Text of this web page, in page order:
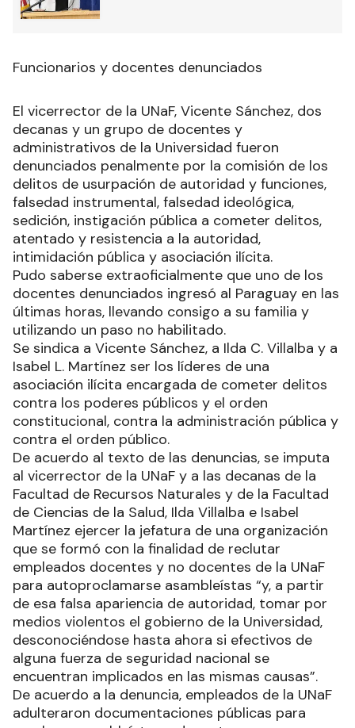
Funcionarios y docentes denunciados
El vicerrector de la UNaF, Vicente Sánchez, dos
decanas y un grupo de docentes y
administrativos de la Universidad fueron
denunciados penalmente por la comisión de los
delitos de usurpación de autoridad y funciones,
falsedad instrumental, falsedad ideológica,
sedición, instigación pública a cometer delitos,
atentado y resistencia a la autoridad,
intimidación pública y asociación ilícita.
Pudo saberse extraoficialmente que uno de los
docentes denunciados ingresó al Paraguay en las
últimas horas, llevando consigo a su familia y
utilizando un paso no habilitado.
Se sindica a Vicente Sánchez, a Ilda C. Villalba y a
Isabel L. Martínez ser los líderes de una
asociación ilícita encargada de cometer delitos
contra los poderes públicos y el orden
constitucional, contra la administración pública y
contra el orden público.
De acuerdo al texto de las denuncias, se imputa
al vicerrector de la UNaF y a las decanas de la
Facultad de Recursos Naturales y de la Facultad
de Ciencias de la Salud, Ilda Villalba e Isabel
Martínez ejercer la jefatura de una organización
que se formó con la finalidad de reclutar
empleados docentes y no docentes de la UNaF
para autoproclamarse asambleístas “y, a partir
de esa falsa apariencia de autoridad, tomar por
medios violentos el gobierno de la Universidad,
desconociéndose hasta ahora si efectivos de
alguna fuerza de seguridad nacional se
encuentran implicados en las mismas causas”.
De acuerdo a la denuncia, empleados de la UNaF
adulteraron documentaciones públicas para